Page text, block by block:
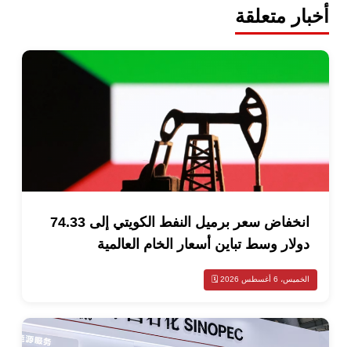
متعلقة
انخفاض سعر برميل النفط الكويتي إلى 74.33
وسط تباين أسعار الخام العالمية